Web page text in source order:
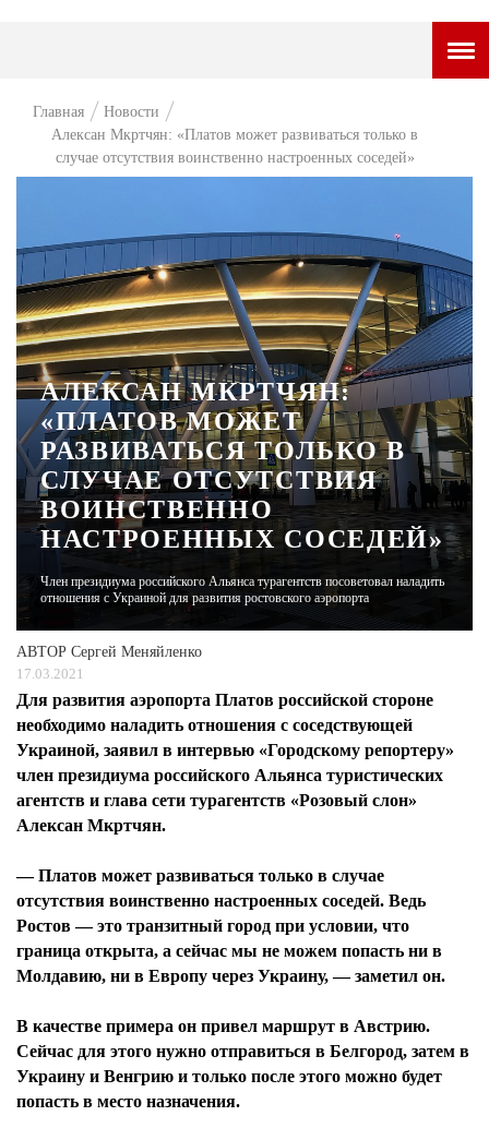
НОВОСТИ
ПРЕМЬЕРА
ТАМ И ТУТ
СТИЛЬ ЖИЗНИ
ХАЙП
ЧЕЛОВЕК ОСОБЕННЫЙ
КУЛЬТ ЕДЫ
АФИША
ЖУРНАЛ
Главная
Новости
Алексан Мкртчян: «Платов может развиваться только в
случае отсутствия воинственно настроенных соседей»
АЛЕКСАН МКРТЧЯН:
«ПЛАТОВ МОЖЕТ
РАЗВИВАТЬСЯ ТОЛЬКО В
СЛУЧАЕ ОТСУТСТВИЯ
ВОИНСТВЕННО
НАСТРОЕННЫХ СОСЕДЕЙ»
Член президиума российского Альянса турагентств посоветовал наладить
отношения с Украиной для развития ростовского аэропорта
АВТОР Сергей Меняйленко
17.03.2021
Для развития аэропорта Платов российской стороне
необходимо наладить отношения с соседствующей
Украиной, заявил в интервью «Городскому репортеру»
член президиума российского Альянса туристических
агентств и глава сети турагентств «Розовый слон»
Алексан Мкртчян.
— Платов может развиваться только в случае
отсутствия воинственно настроенных соседей. Ведь
Ростов — это транзитный город при условии, что
граница открыта, а сейчас мы не можем попасть ни в
Молдавию, ни в Европу через Украину, — заметил он.
В качестве примера он привел маршрут в Австрию.
Сейчас для этого нужно отправиться в Белгород, затем в
Украину и Венгрию и только после этого можно будет
попасть в место назначения.